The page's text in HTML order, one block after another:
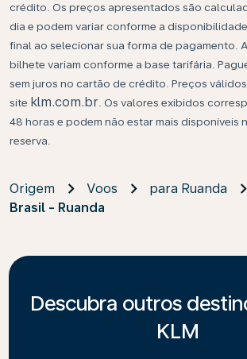
crédito. Os preços apresentados são
dia e podem variar conforme a
final ao selecionar sua forma de pagamento.
bilhete variam conforme a base tarifária.
sem juros no cartão de crédito. Preços
site klm.com.br . Os valores exibidos
48 horas e podem não estar mais disponíveis
reserva.
Origem Voos
para Ruanda
Brasil - Ruanda
Descubra outros
KLM